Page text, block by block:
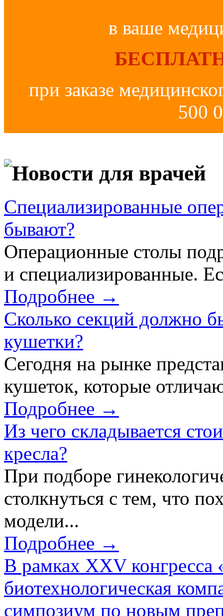
в ваше
при заказе
500
Новости для врачей
Специализированные
бывают?
Операционные столы
и специализированные.
Подробнее →
Сколько секций должно
кушетки?
Сегодня на рынке
кушеток, которые
Подробнее →
Из чего складывается
кресла?
При подборе
столкнуться с тем, что
модели...
Подробнее →
В рамках XXV конгресса
биотехнологическая
симпозиум по новым